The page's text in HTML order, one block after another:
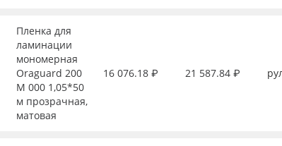
Пленка для
ламинации
мономерная
Oraguard 200
M 000 1,05*50
м прозрачная,
матовая
16 076.18 ₽ 21 587.84 ₽